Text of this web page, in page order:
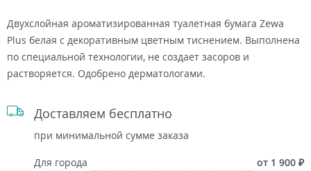
Двухслойная ароматизированная туалетная бумага Zewa
Plus белая с декоративным цветным тиснением. Выполнена
по специальной технологии, не создает засоров и
растворяется. Одобрено дерматологами.
Доставляем бесплатно
при минимальной сумме заказа
Для города
от 1 900